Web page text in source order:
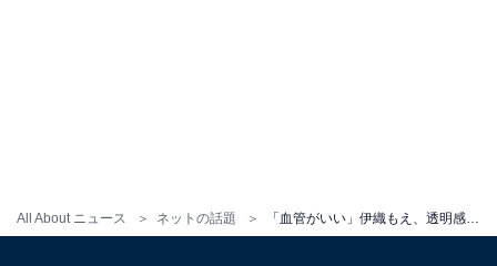
All About ニュース ネットの話題